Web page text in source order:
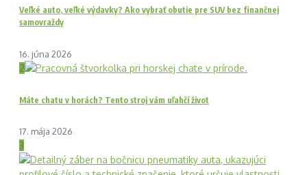
Veľké auto, veľké výdavky? Ako vybrať obutie pre SUV bez finančnej
samovraždy
16. júna 2026
2
Máte chatu v horách? Tento stroj vám uľahčí život
17. mája 2026
3